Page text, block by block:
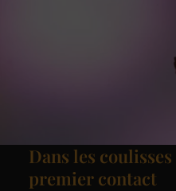
Dans les
premier contact